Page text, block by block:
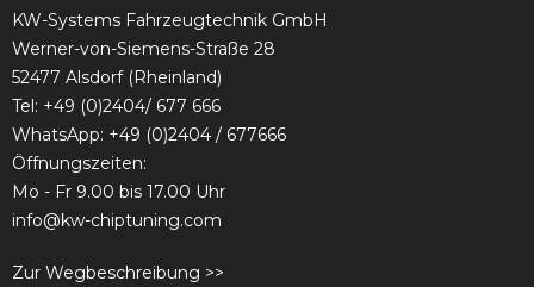
KW-Systems Fahrzeugtechnik GmbH
Werner-von-Siemens-Straße 28
52477 Alsdorf (Rheinland)
Tel: +49 (0)2404/ 677 666
WhatsApp: +49 (0)2404 / 677666
Öffnungszeiten:
Mo - Fr 9.00 bis 17.00 Uhr
info@kw-chiptuning.com
Zur Wegbeschreibung >>